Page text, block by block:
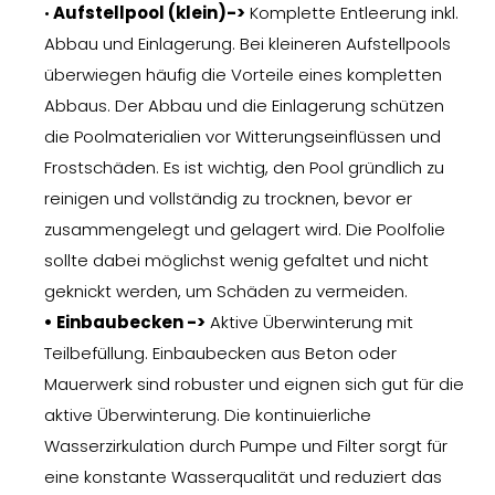
•Aufstellpool (klein)-> Komplette Entleerung inkl.
Abbau und Einlagerung. Bei kleineren Aufstellpools
überwiegen häufig die Vorteile eines kompletten
Abbaus. Der Abbau und die Einlagerung schützen
die Poolmaterialien vor Witterungseinflüssen und
Frostschäden. Es ist wichtig, den Pool gründlich zu
reinigen und vollständig zu trocknen, bevor er
zusammengelegt und gelagert wird. Die Poolfolie
sollte dabei möglichst wenig gefaltet und nicht
geknickt werden, um Schäden zu vermeiden.
• Einbaubecken -> Aktive Überwinterung mit
Teilbefüllung. Einbaubecken aus Beton oder
Mauerwerk sind robuster und eignen sich gut für die
aktive Überwinterung. Die kontinuierliche
Wasserzirkulation durch Pumpe und Filter sorgt für
eine konstante Wasserqualität und reduziert das